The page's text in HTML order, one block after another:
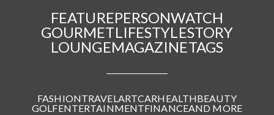
FEATUREPERSONWATCH
GOURMETLIFESTYLESTORY
LOUNGEMAGAZINETAGS
FASHIONTRAVELARTCARHEALTHBEAUTY
GOLFENTERTAINMENTFINANCEAND MORE